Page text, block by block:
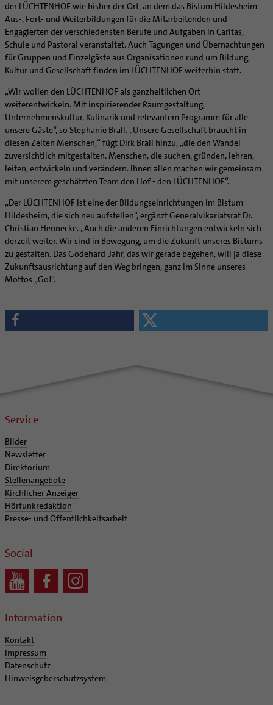
der LÜCHTENHOF wie bisher der Ort, an dem das Bistum Hildesheim
Aus-, Fort- und Weiterbildungen für die Mitarbeitenden und
Engagierten der verschiedensten Berufe und Aufgaben in Caritas,
Schule und Pastoral veranstaltet. Auch Tagungen und Übernachtungen
für Gruppen und Einzelgäste aus Organisationen rund um Bildung,
Kultur und Gesellschaft finden im LÜCHTENHOF weiterhin statt.
„Wir wollen den LÜCHTENHOF als ganzheitlichen Ort
weiterentwickeln. Mit inspirierender Raumgestaltung,
Unternehmenskultur, Kulinarik und relevantem Programm für alle
unsere Gäste“, so Stephanie Brall. „Unsere Gesellschaft braucht in
diesen Zeiten Menschen,“ fügt Dirk Brall hinzu, „die den Wandel
zuversichtlich mitgestalten. Menschen, die suchen, gründen, lehren,
leiten, entwickeln und verändern. Ihnen allen machen wir gemeinsam
mit unserem geschätzten Team den Hof - den LÜCHTENHOF“.
„Der LÜCHTENHOF ist eine der Bildungseinrichtungen im Bistum
Hildesheim, die sich neu aufstellen“, ergänzt Generalvikariatsrat Dr.
Christian Hennecke. „Auch die anderen Einrichtungen entwickeln sich
derzeit weiter. Wir sind in Bewegung, um die Zukunft unseres Bistums
zu gestalten. Das Godehard-Jahr, das wir gerade begehen, will ja diese
Zukunftsausrichtung auf den Weg bringen, ganz im Sinne unseres
Mottos „Go!“.
Service
Bilder
Newsletter
Direktorium
Stellenangebote
Kirchlicher Anzeiger
Hörfunkredaktion
Presse- und Öffentlichkeitsarbeit
Social
Information
Kontakt
Impressum
Datenschutz
Hinweisgeberschutzsystem